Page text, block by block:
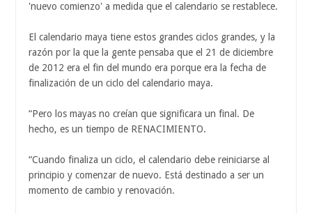
'nuevo comienzo' a medida que el calendario se restablece.
El calendario maya tiene estos grandes ciclos grandes, y la
razón por la que la gente pensaba que el 21 de diciembre
de 2012 era el fin del mundo era porque era la fecha de
finalización de un ciclo del calendario maya.
“Pero los mayas no creían que significara un final. De
hecho, es un tiempo de RENACIMIENTO.
“Cuando finaliza un ciclo, el calendario debe reiniciarse al
principio y comenzar de nuevo. Está destinado a ser un
momento de cambio y renovación.